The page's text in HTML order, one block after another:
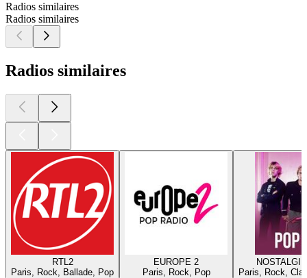
Radios similaires
Radios similaires
Radios similaires
RTL2
Paris, Rock, Ballade, Pop
EUROPE 2
Paris, Rock, Pop
Paris, Rock,